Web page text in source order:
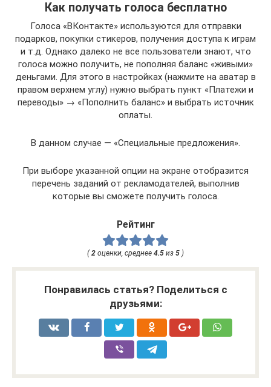
Как получать голоса бесплатно
Голоса «ВКонтакте» используются для отправки
подарков, покупки стикеров, получения доступа к играм
и т.д. Однако далеко не все пользователи знают, что
голоса можно получить, не пополняя баланс «живыми»
деньгами. Для этого в настройках (нажмите на аватар в
правом верхнем углу) нужно выбрать пункт «Платежи и
переводы» → «Пополнить баланс» и выбрать источник
оплаты.
В данном случае — «Специальные предложения».
При выборе указанной опции на экране отобразится
перечень заданий от рекламодателей, выполнив
которые вы сможете получить голоса.
Рейтинг
(2 оценки, среднее 4.5 из 5 )
Понравилась статья? Поделиться с
друзьями: